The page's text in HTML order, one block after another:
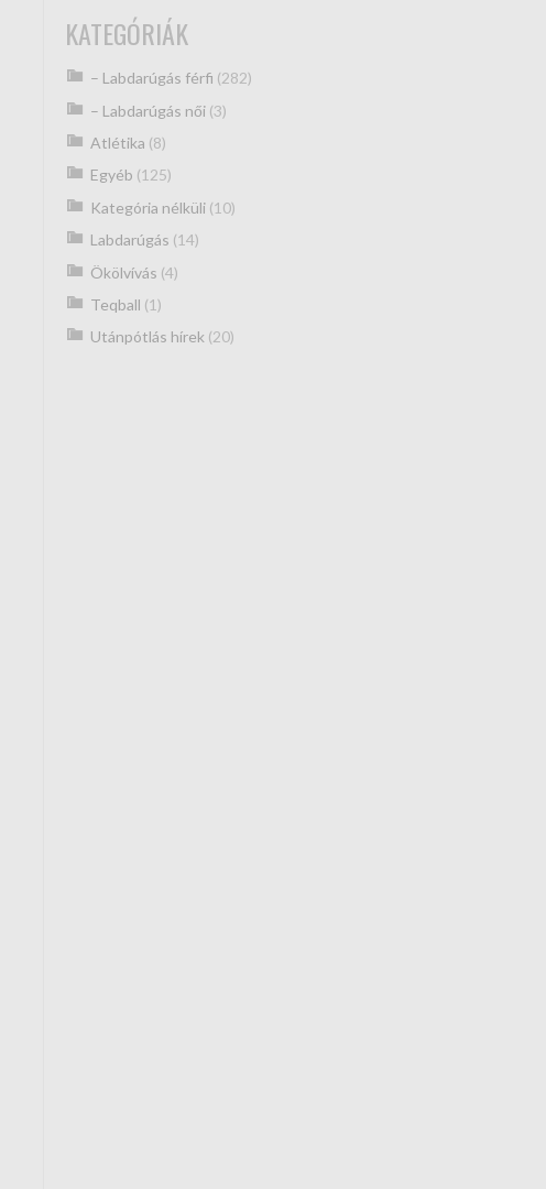
KATEGÓRIÁK
– Labdarúgás férfi (282)
– Labdarúgás női(3)
Atlétika (8)
Egyéb (125)
Kategória nélküli(10)
Labdarúgás (14)
Ökölvívás (4)
Teqball (1)
Utánpótlás hírek (20)